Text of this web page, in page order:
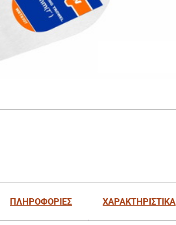
ΠΛΗΡΟΦΟΡΙΕΣ ΧΑΡΑΚΤΗΡΙΣΤΙΚΑ